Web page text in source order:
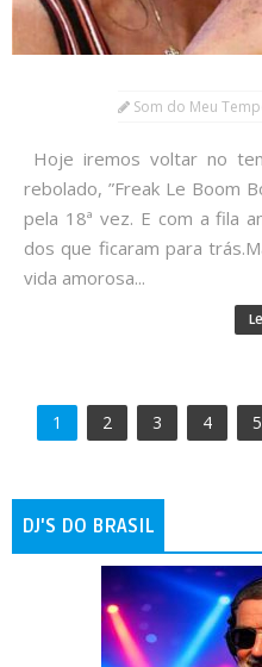
Som do Meu
Hoje iremos voltar no
rebolado, ”Freak Le Boom
pela 18ª vez. E com a fila
dos que ficaram para
vida amorosa...
1 2 3 4 5
DJ'S DO BRASIL